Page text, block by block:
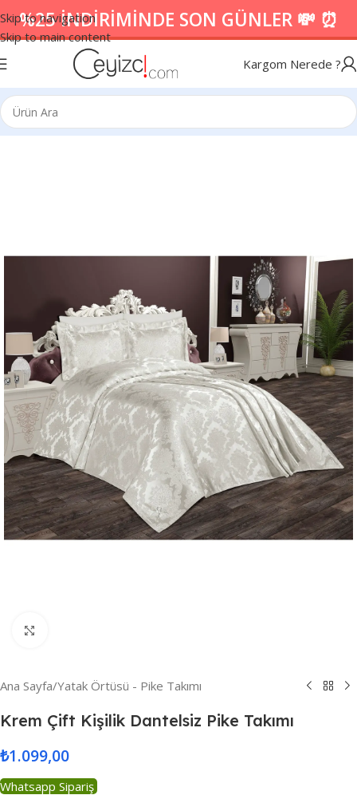
Skip to navigation
Skip to main content
%25 İNDİRİMİNDE SON GÜNLER 💸 ⏰
Kargom Nerede ?
Ana Sayfa/Yatak Örtüsü - Pike Takımı
Krem Çift Kişilik Dantelsiz Pike Takımı
₺1.099,00
Whatsapp Sipariş